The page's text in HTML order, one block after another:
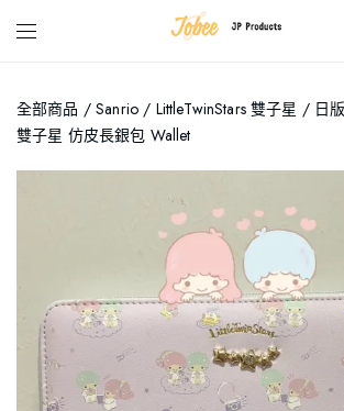
全部商品 /Sanrio / LittleTwinStars 雙子星 / 日
雙子星 仿皮長銀包 Wallet